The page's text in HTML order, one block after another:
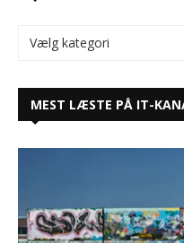
MEST LÆSTE PÅ IT-